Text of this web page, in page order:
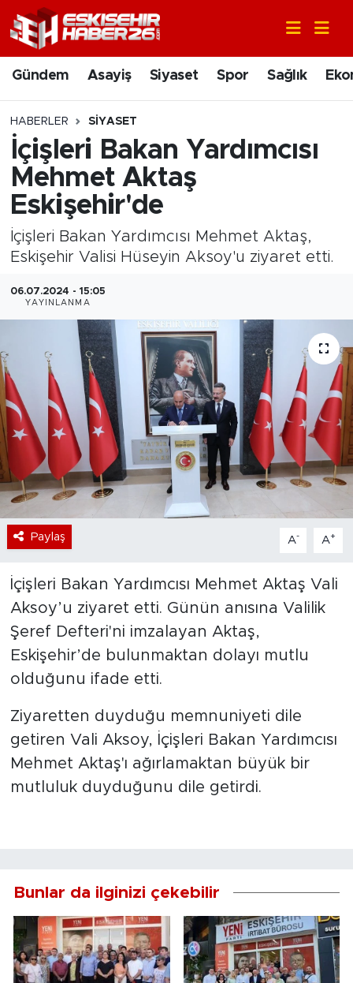
Gündem Asayiş Siyaset Spor Sağlık
HABERLER SIYASET
İçişleri Bakan Yardımcısı
Mehmet Aktaş
Eskişehir'de
İçişleri Bakan Yardımcısı Mehmet Aktaş,
Eskişehir Valisi Hüseyin Aksoy'u ziyaret etti.
06.07.2024 - 15:05
YAYINLANMA
Paylaş A- A+
İçişleri Bakan Yardımcısı Mehmet Aktaş Vali
Aksoy’u ziyaret etti. Günün anısına Valilik
Şeref Defteri'ni imzalayan Aktaş,
Eskişehir’de bulunmaktan dolayı mutlu
olduğunu ifade etti.
Ziyaretten duyduğu memnuniyeti dile
getiren Vali Aksoy, İçişleri Bakan Yardımcısı
Mehmet Aktaş'ı ağırlamaktan büyük bir
mutluluk duyduğunu dile getirdi.
Bunlar da ilginizi çekebilir
Gündem
Asayiş
Siyaset
Spor
Sağlık
Ekonomi
Eğitim
Sanat
Bölge
Teknoloji
Magazin
Dünya
Sektör
Nöbetçi Eczaneler
Hava Durumu
Trafik Durumu
Süper Lig Puan Durumu ve Fikstür
Tüm Manşetler
Son Dakika Haberleri
Haber Arşivi